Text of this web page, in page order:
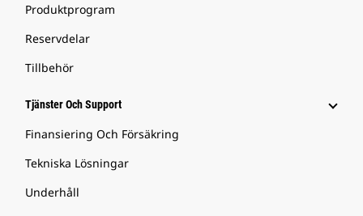
Produktprogram
Reservdelar
Tillbehör
Tjänster Och Support
Finansiering Och Försäkring
Tekniska Lösningar
Underhåll